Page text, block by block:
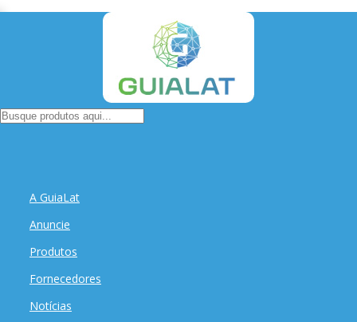
A GuiaLat
Anuncie
Produtos
Fornecedores
Notícias